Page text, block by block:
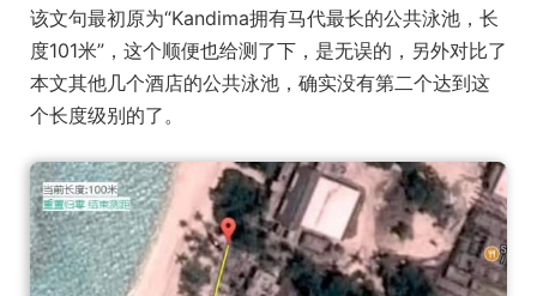
该文句最初原为“Kandima拥有马代最长的公共泳池，长
度101米”，这个顺便也给测了下，是无误的，另外对比了
本文其他几个酒店的公共泳池，确实没有第二个达到这
个长度级别的了。